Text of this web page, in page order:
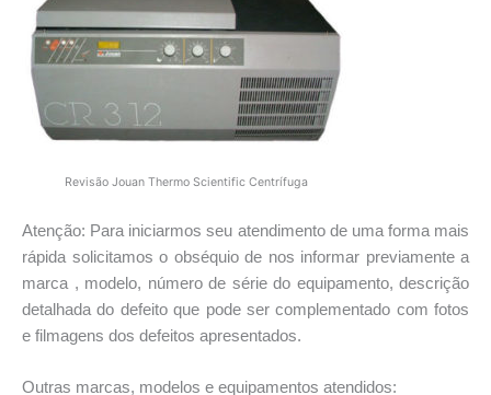
Revisão Jouan Thermo Scientific Centrífuga
Atenção: Para iniciarmos seu atendimento de uma forma mais
rápida solicitamos o obséquio de nos informar previamente a
marca , modelo, número de série do equipamento, descrição
detalhada do defeito que pode ser complementado com fotos
e filmagens dos defeitos apresentados.
Outras marcas, modelos e equipamentos atendidos: